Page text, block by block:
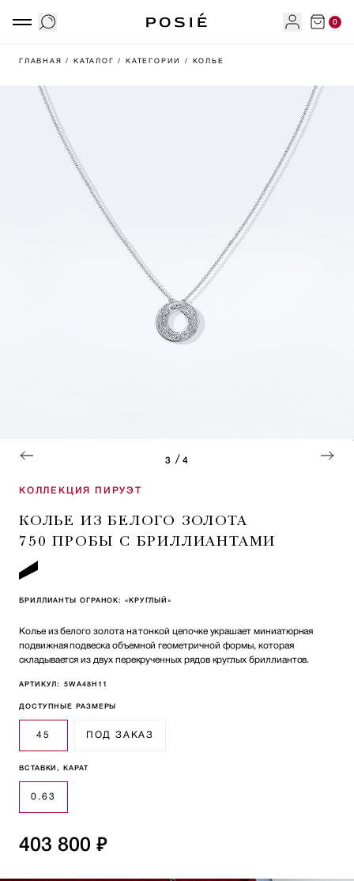
0
ГЛАВНАЯ/ КАТАЛОГ/ КАТЕГОРИИ/ КОЛЬЕ
3 / 4
КОЛЛЕКЦИЯ ПИРУЭТ
КОЛЬЕ ИЗ БЕЛОГО ЗОЛОТА
750 ПРОБЫ С БРИЛЛИАНТАМИ
БРИЛЛИАНТЫ ОГРАНОК: «КРУГЛЫЙ»
Колье из белого золота на тонкой цепочке украшает миниатюрная
подвижная подвеска объемной геометричной формы, которая
складывается из двух перекрученных рядов круглых бриллиантов.
АРТИКУЛ: 5WA48H11
ДОСТУПНЫЕ РАЗМЕРЫ
45 ПОД ЗАКАЗ
ВСТАВКИ, КАРАТ
0.63
403 800 ₽